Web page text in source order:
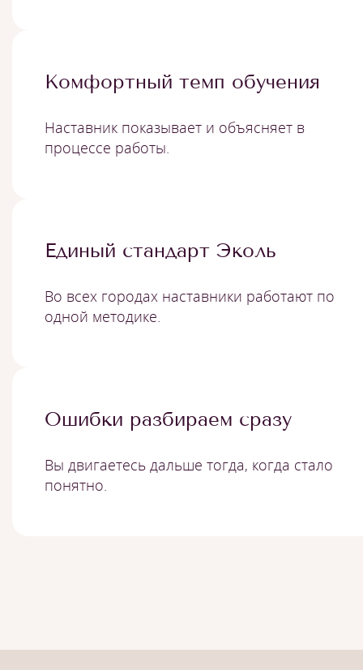
Комфортный темп обучения
Наставник показывает и объясняет в
процессе работы.
Единый стандарт Эколь
Во всех городах наставники работают по
одной методике.
Ошибки разбираем сразу
Вы двигаетесь дальше тогда, когда стало
понятно.